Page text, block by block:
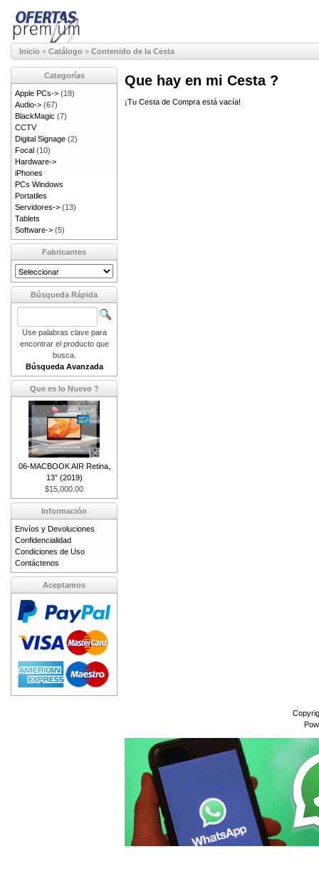
Inicio » Catálogo » Contenido de la Cesta
Que hay en mi Cesta ?
¡Tu Cesta de Compra está vacía!
Categorías
Apple PCs-> (18)
Audio-> (67)
BlackMagic (7)
CCTV
Digital Signage (2)
Focal (10)
Hardware->
iPhones
PCs Windows
Portatiles
Servidores-> (13)
Tablets
Software-> (5)
Fabricantes
Búsqueda Rápida
Use palabras clave para
encontrar el producto que
busca.
Búsqueda Avanzada
Que es lo Nuevo ?
06-MACBOOK AIR Retina,
13” (2019)
$15,000.00
Información
Envíos y Devoluciones
Confidencialidad
Condiciones de Uso
Contáctenos
Aceptamos